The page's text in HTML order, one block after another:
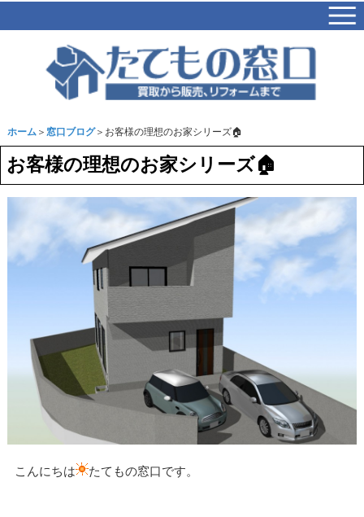
ホーム＞ 窓口ブログ＞お客様の理想のお家シリーズ🏠
お客様の理想のお家シリーズ🏠
こんにちは たてもの窓口です。